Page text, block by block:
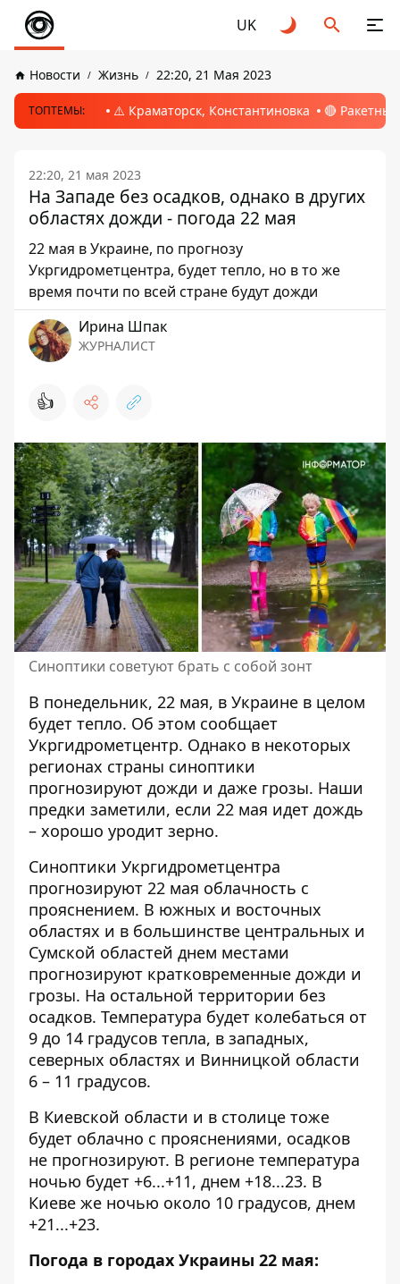
UK
Новости Жизнь 22:20, 21 Мая 2023
ТОПТЕМЫ: ⚠️ Краматорск, Константиновка 🔴
22:20, 21 мая 2023
На Западе без осадков, однако в других
областях дожди - погода 22 мая
22 мая в Украине, по прогнозу
Укргидрометцентра, будет тепло, но в то же
время почти по всей стране будут дожди
Ирина Шпак
ЖУРНАЛИСТ
👍
Синоптики советуют брать с собой зонт
В понедельник, 22 мая, в Украине в целом
будет тепло. Об этом сообщает
Укргидрометцентр. Однако в некоторых
регионах страны синоптики
прогнозируют дожди и даже грозы. Наши
предки заметили, если 22 мая идет дождь
– хорошо уродит зерно.
Синоптики Укргидрометцентра
прогнозируют 22 мая облачность с
прояснением. В южных и восточных
областях и в большинстве центральных и
Сумской областей днем местами
прогнозируют кратковременные дожди и
грозы. На остальной территории без
осадков. Температура будет колебаться от
9 до 14 градусов тепла, в западных,
северных областях и Винницкой области
6 – 11 градусов.
В Киевской области и в столице тоже
будет облачно с прояснениями, осадков
не прогнозируют. В регионе температура
ночью будет +6...+11, днем +18...23. В
Киеве же ночью около 10 градусов, днем
+21...+23.
Погода в городах Украины 22 мая: